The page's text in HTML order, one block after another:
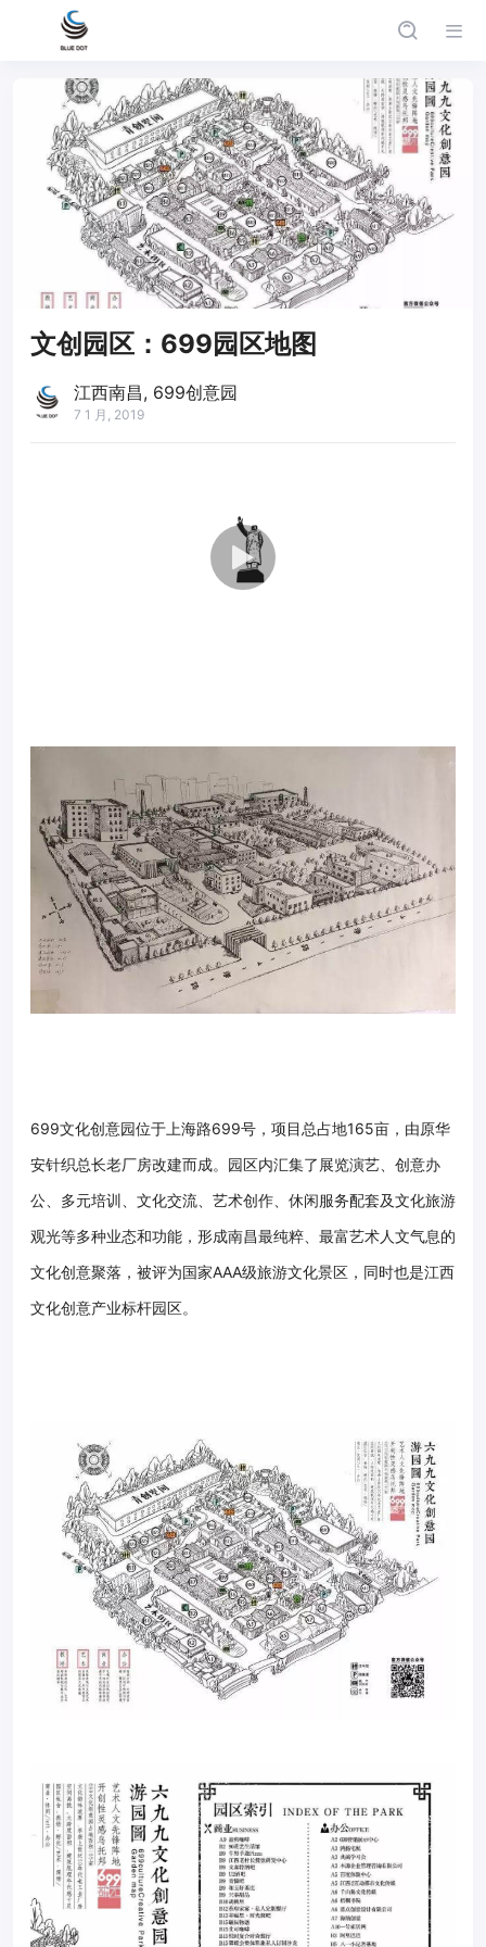
文创园区：699园区地图
江西南昌, 699创意园
7 1 月, 2019
699文化创意园位于上海路699号，项目总占地165亩，由原华
安针织总长老厂房改建而成。园区内汇集了展览演艺、创意办
公、多元培训、文化交流、艺术创作、休闲服务配套及文化旅游
观光等多种业态和功能，形成南昌最纯粹、最富艺术人文气息的
文化创意聚落，被评为国家AAA级旅游文化景区，同时也是江西
文化创意产业标杆园区。